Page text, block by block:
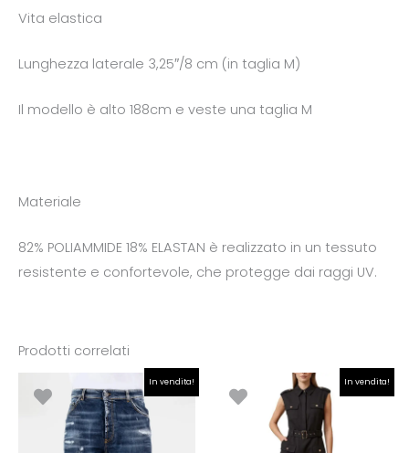
Vita elastica
Lunghezza laterale 3,25″/8 cm (in taglia M)
Il modello è alto 188cm e veste una taglia M
Materiale
82% POLIAMMIDE 18% ELASTAN è realizzato in un tessuto
resistente e confortevole, che protegge dai raggi UV.
Prodotti correlati
In vendita!
prezzo
originale
era:
€179.00.
prezzo
attuale
è:
€90.00.
In vendita!
prezzo
originale
era:
€124.90.
Il
prezzo
attuale
è:
€87.43.